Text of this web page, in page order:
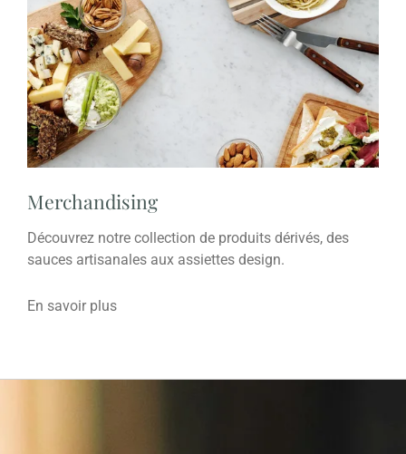
Merchandising
Découvrez notre collection de produits dérivés, des
sauces artisanales aux assiettes design.
En savoir plus